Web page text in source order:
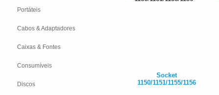
Socket
1150/1151/1155/1156
Portáteis
Cabos & Adaptadores
Caixas & Fontes
Consumíveis
Discos